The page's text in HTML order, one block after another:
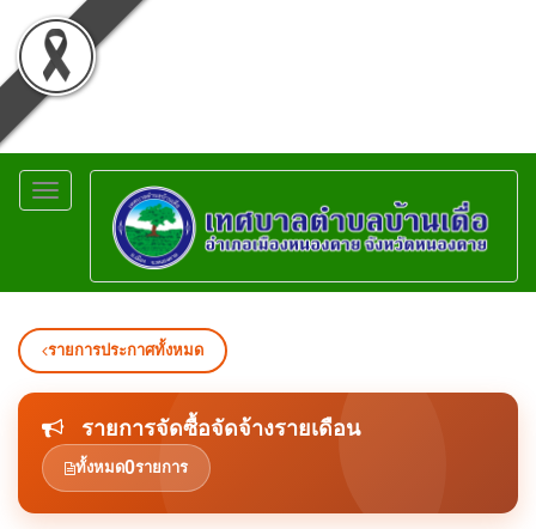
Toggle
navigation
รายการประกาศทั้งหมด
รายการจัดซื้อจัดจ้างรายเดือน
ทั้งหมด0รายการ